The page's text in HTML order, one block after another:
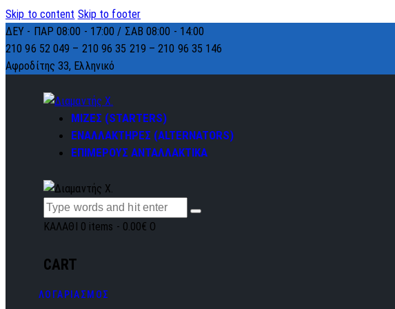
Skip to content Skip to footer
ΔΕΥ - ΠΑΡ 08:00 - 17:00 / ΣΑΒ 08:00 - 14:00
210 96 52 049 – 210 96 35 219 –210 96 35 146
Αφροδίτης 33, Ελληνικό
ΜΙΖΕΣ (STARTERS)
ΕΝΑΛΛΑΚΤΗΡΕΣ (ALTERNATORS)
ΕΠΙΜΕΡΟΥΣ ΑΝΤΑΛΛΑΚΤΙΚΑ
ΚΑΛΑΘΙ 0 items - 0.00€ 0
CART
ΛΟΓΑΡΙΑΣΜΟΣ